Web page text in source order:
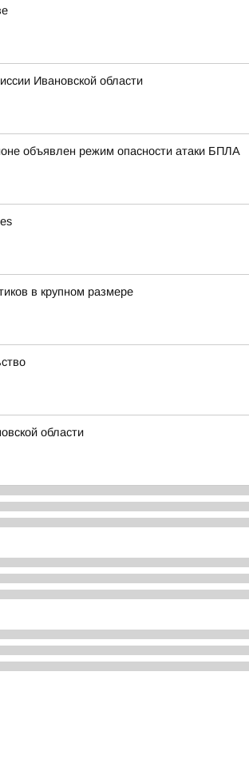
Ивановской области
объявлен режим опасности атаки БПЛА
в крупном размере
области